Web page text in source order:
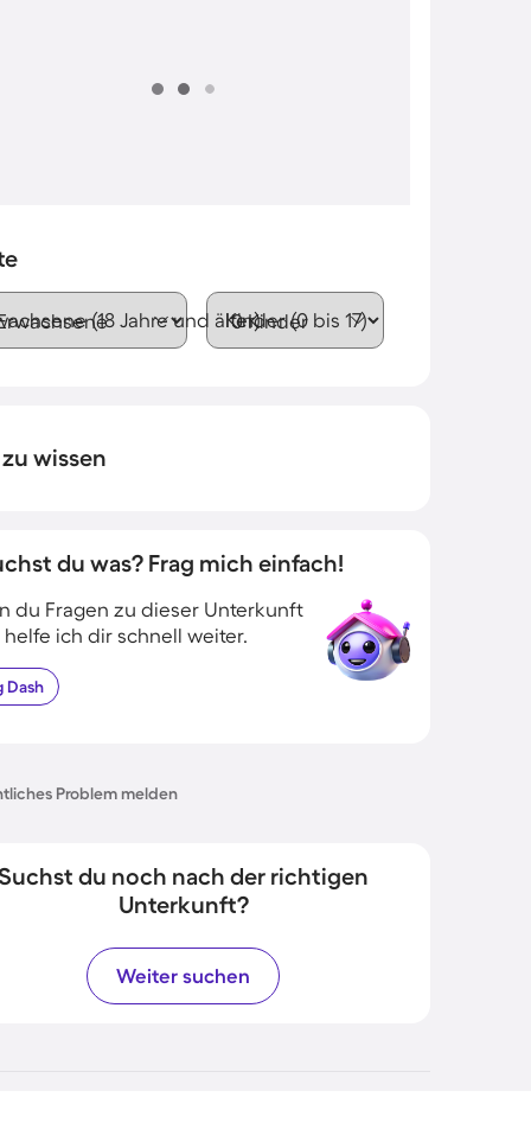
(18 Jahre und älter)Kinder (0 bis 17)
wissen
du was? Frag mich einfach!
du Fragen zu dieser Unterkunft
helfe ich dir schnell weiter.
Dash
Problem melden
du noch nach der richtigen
Unterkunft?
Weiter suchen